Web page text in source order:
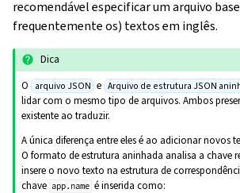
recomendável especificar um arquivo
frequentemente os) textos em inglês.
Dica
O arquivo JSON e Arquivo de estrutura JSON
lidar com o mesmo tipo de arquivos. Ambos
existente ao traduzir.
A única diferença entre eles é ao adicionar novos
O formato de estrutura aninhada analisa a chave
insere o novo texto na estrutura de
chave app.name é inserida como: